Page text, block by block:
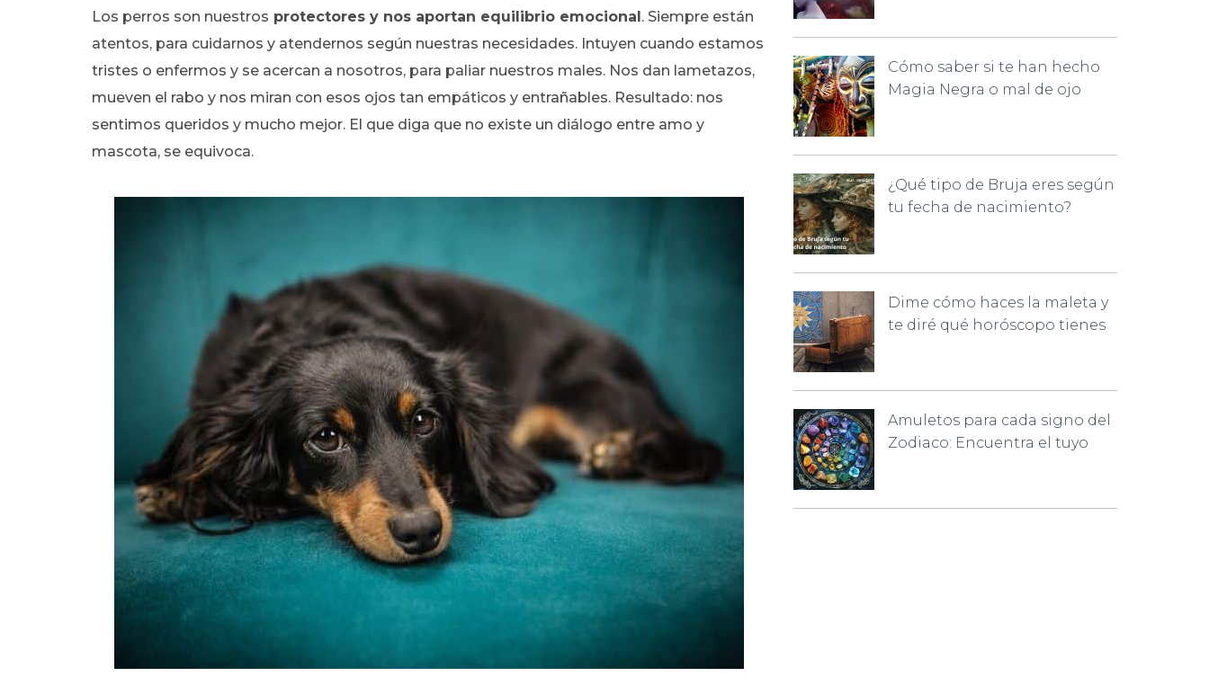
Los perros son nuestros protectores y nos aportan equilibrio emocional. Siempre están
atentos, para cuidarnos y atendernos según nuestras necesidades. Intuyen cuando estamos
tristes o enfermos y se acercan a nosotros, para paliar nuestros males. Nos dan lametazos,
mueven el rabo y nos miran con esos ojos tan empáticos y entrañables. Resultado: nos
sentimos queridos y mucho mejor. El que diga que no existe un diálogo entre amo y
mascota, se equivoca.
Cómo saber si te han hecho
Magia Negra o mal de ojo
¿Qué tipo de Bruja eres según
tu fecha de nacimiento?
Dime cómo haces la maleta y
te diré qué horóscopo tienes
Amuletos para cada signo del
Zodiaco: Encuentra el tuyo